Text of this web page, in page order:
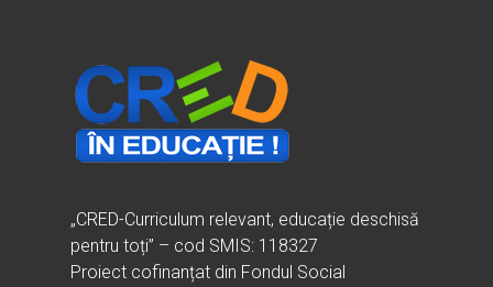
„CRED-Curriculum relevant, educație deschisă
pentru toți” – cod SMIS: 118327
Proiect cofinanțat din Fondul Social